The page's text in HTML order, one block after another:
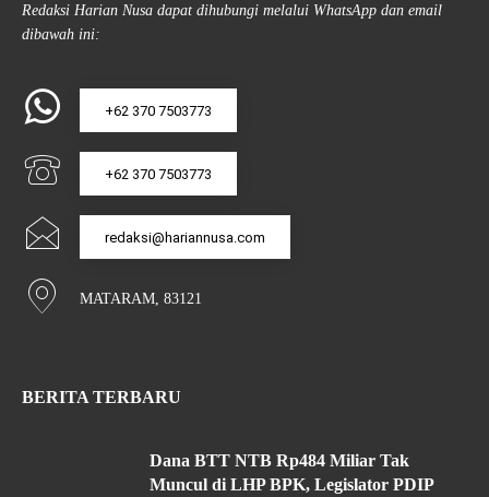
Redaksi Harian Nusa dapat dihubungi melalui WhatsApp dan email
dibawah ini:
+62 370 7503773
+62 370 7503773
redaksi@hariannusa.com
MATARAM, 83121
BERITA TERBARU
Dana BTT NTB Rp484 Miliar Tak
Muncul di LHP BPK, Legislator PDIP